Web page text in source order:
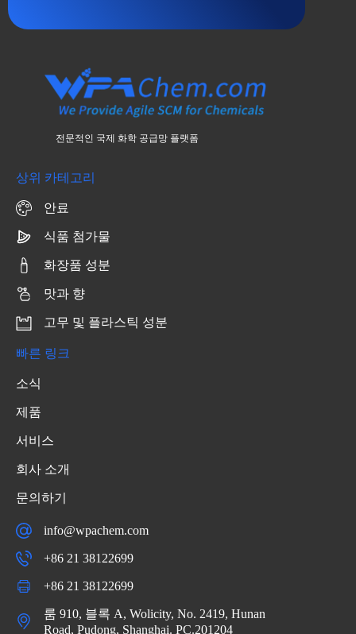
전문적인 국제 화학 공급망 플랫폼
상위 카테고리
안료
식품 첨가물
화장품 성분
맛과 향
고무 및 플라스틱 성분
빠른 링크
소식
제품
서비스
회사 소개
문의하기
info@wpachem.com
+86 21 38122699
+86 21 38122699
룸 910, 블록 A, Wolicity, No. 2419, Hunan
Road, Pudong, Shanghai. PC.201204